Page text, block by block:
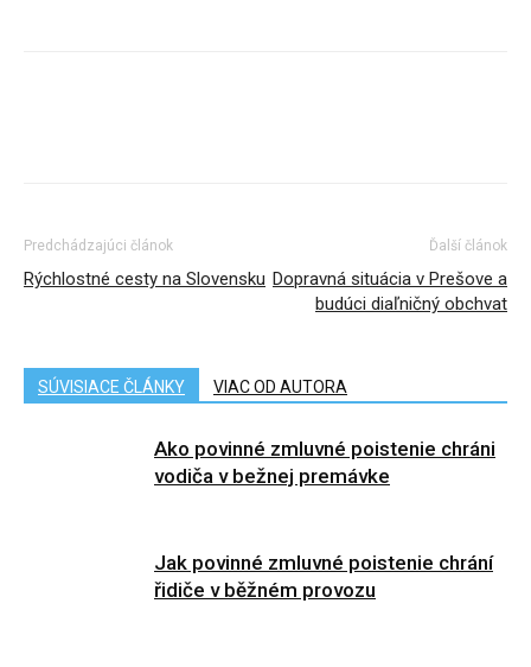
Predchádzajúci článok
Rýchlostné cesty na Slovensku
Ďalší článok
Dopravná situácia v Prešove a
budúci diaľničný obchvat
SÚVISIACE ČLÁNKY VIAC OD AUTORA
Ako povinné zmluvné poistenie chráni
vodiča v bežnej premávke
Jak povinné zmluvné poistenie chrání
řidiče v běžném provozu